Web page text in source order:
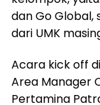
dan Go Global,
dari UMK
Acara kick off
Area Manager
Pertamina